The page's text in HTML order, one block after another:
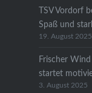
TSV Vordorf
Spaß und
19. August 2025
Frischer
startet
3. August 2025